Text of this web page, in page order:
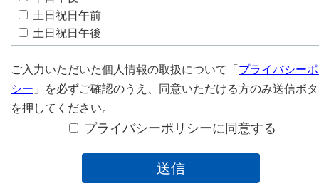
土日祝日午前
土日祝日午後
ご入力いただいた個人情報の取扱について「 プライバシー
シー 」を必ずご確認のうえ、
同意いただける方のみ送信ボ
を押してください。
プライバシーポリシーに同意する